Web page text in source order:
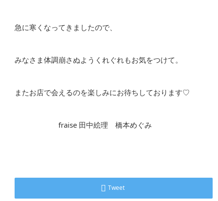
急に寒くなってきましたので、
みなさま体調崩さぬようくれぐれもお気をつけて。
またお店で会えるのを楽しみにお待ちしております♡
fraise 田中絵理 橋本めぐみ
Tweet